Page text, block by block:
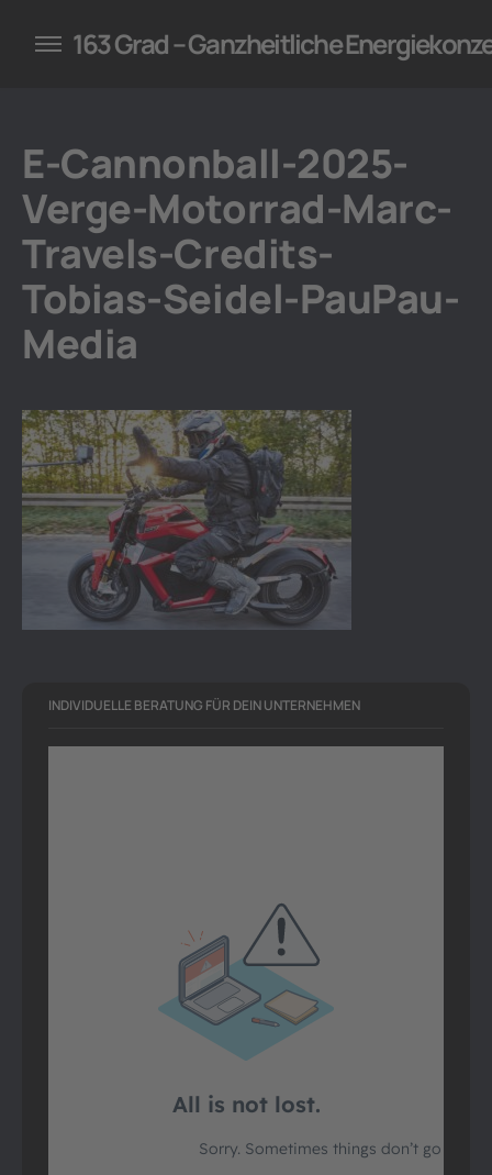
für Unternehmen
163 Grad – Ganzheitliche
E-Cannonball-2025-
Verge-Motorrad-Marc-
Travels-Credits-
Tobias-Seidel-PauPau-
Media
INDIVIDUELLE BERATUNG FÜR DEIN UNTERNEHMEN